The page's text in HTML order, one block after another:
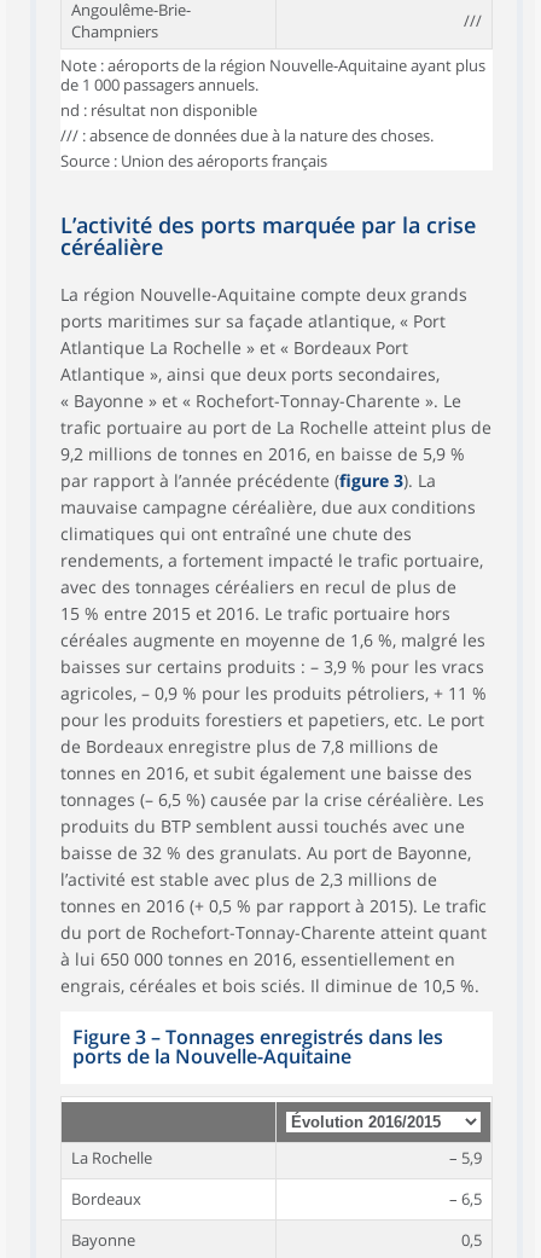
Angoulême-Brie-
Champniers
///
Note : aéroports de la région Nouvelle-Aquitaine ayant plus
de 1 000 passagers annuels.
nd : résultat non disponible
/// : absence de données due à la nature des choses.
Source : Union des aéroports français
L’activité des ports marquée par la crise
céréalière
La région Nouvelle-Aquitaine compte deux grands
ports maritimes sur sa façade atlantique, « Port
Atlantique La Rochelle » et « Bordeaux Port
Atlantique », ainsi que deux ports secondaires,
« Bayonne » et « Rochefort-Tonnay-Charente ». Le
trafic portuaire au port de La Rochelle atteint plus de
9,2 millions de tonnes en 2016, en baisse de 5,9 %
par rapport à l’année précédente (figure 3). La
mauvaise campagne céréalière, due aux conditions
climatiques qui ont entraîné une chute des
rendements, a fortement impacté le trafic portuaire,
avec des tonnages céréaliers en recul de plus de
15 % entre 2015 et 2016. Le trafic portuaire hors
céréales augmente en moyenne de 1,6 %, malgré les
baisses sur certains produits : – 3,9 % pour les vracs
agricoles, – 0,9 % pour les produits pétroliers, + 11 %
pour les produits forestiers et papetiers, etc. Le port
de Bordeaux enregistre plus de 7,8 millions de
tonnes en 2016, et subit également une baisse des
tonnages (– 6,5 %) causée par la crise céréalière. Les
produits du BTP semblent aussi touchés avec une
baisse de 32 % des granulats. Au port de Bayonne,
l’activité est stable avec plus de 2,3 millions de
tonnes en 2016 (+ 0,5 % par rapport à 2015). Le trafic
du port de Rochefort-Tonnay-Charente atteint quant
à lui 650 000 tonnes en 2016, essentiellement en
engrais, céréales et bois sciés. Il diminue de 10,5 %.
Figure 3–Tonnages enregistrés dans les
ports de la Nouvelle-Aquitaine
La Rochelle
– 5,9
Bordeaux
– 6,5
Bayonne
0,5